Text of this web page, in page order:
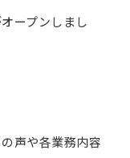
ープンしまし
声や各業務内容